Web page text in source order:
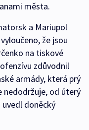
města.
a Mariupol
že jsou
na tiskové
zdůvodnil
armády, která prý
nedodržuje, od úterý
doněcký